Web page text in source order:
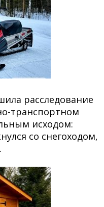
расследование
транспортном
исходом:
со снегоходом,